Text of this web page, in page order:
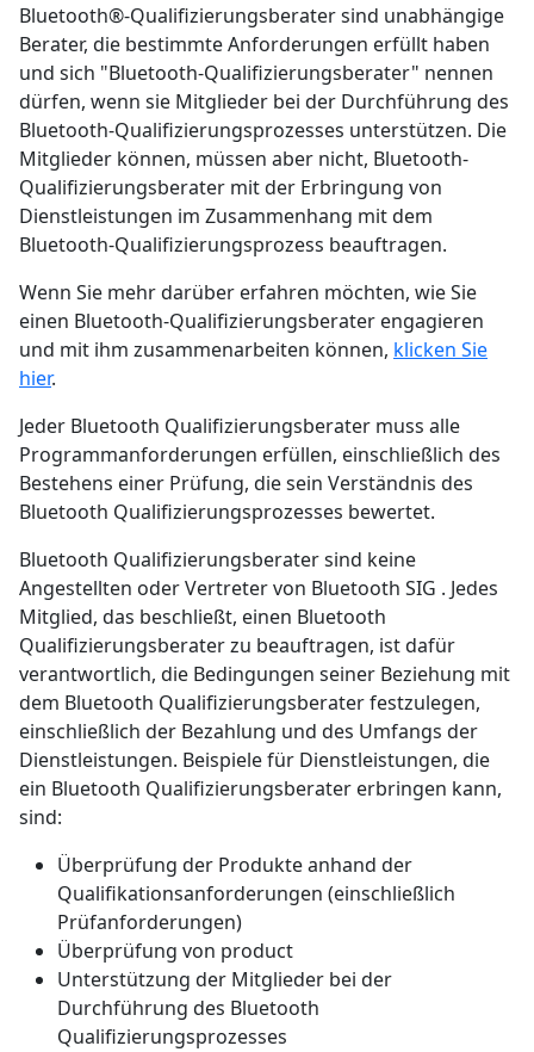
Bluetooth®-Qualifizierungsberater sind unabhängige
Berater, die bestimmte Anforderungen erfüllt haben
und sich "Bluetooth-Qualifizierungsberater" nennen
dürfen, wenn sie Mitglieder bei der Durchführung des
Bluetooth-Qualifizierungsprozesses unterstützen. Die
Mitglieder können, müssen aber nicht, Bluetooth-
Qualifizierungsberater mit der Erbringung von
Dienstleistungen im Zusammenhang mit dem
Bluetooth-Qualifizierungsprozess beauftragen.
Wenn Sie mehr darüber erfahren möchten, wie Sie
einen Bluetooth-Qualifizierungsberater engagieren
und mit ihm zusammenarbeiten können, klicken Sie
hier.
Jeder Bluetooth Qualifizierungsberater muss alle
Programmanforderungen erfüllen, einschließlich des
Bestehens einer Prüfung, die sein Verständnis des
Bluetooth Qualifizierungsprozesses bewertet.
Bluetooth Qualifizierungsberater sind keine
Angestellten oder Vertreter von Bluetooth SIG . Jedes
Mitglied, das beschließt, einen Bluetooth
Qualifizierungsberater zu beauftragen, ist dafür
verantwortlich, die Bedingungen seiner Beziehung mit
dem Bluetooth Qualifizierungsberater festzulegen,
einschließlich der Bezahlung und des Umfangs der
Dienstleistungen. Beispiele für Dienstleistungen, die
ein Bluetooth Qualifizierungsberater erbringen kann,
sind:
Überprüfung der Produkte anhand der
Qualifikationsanforderungen (einschließlich
Prüfanforderungen)
Überprüfung von product
Unterstützung der Mitglieder bei der
Durchführung des Bluetooth
Qualifizierungsprozesses